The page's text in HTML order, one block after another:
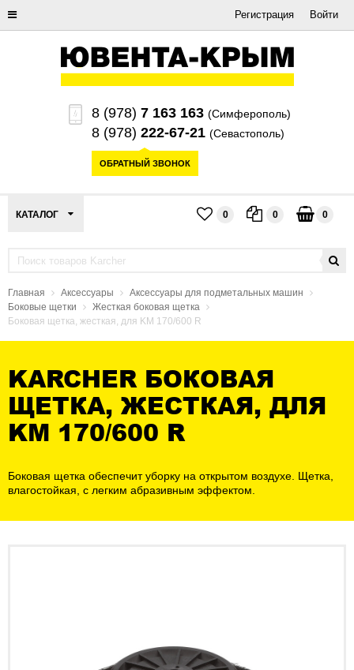
Регистрация Войти
8 (978) 7 163 163 (Симферополь)
8 (978) 222-67-21 (Севастополь)
ОБРАТНЫЙ ЗВОНОК
КАТАЛОГ 0 0 0
Главная Аксессуары
Аксессуары для подметальных машин
Боковые щетки
Жесткая боковая щетка
Боковая щетка, жесткая, для KM 170/600 R
KARCHER БОКОВАЯ
ЩЕТКА, ЖЕСТКАЯ, ДЛЯ
KM 170/600 R
Боковая щетка обеспечит уборку на открытом воздухе. Щетка,
влагостойкая, с легким абразивным эффектом.